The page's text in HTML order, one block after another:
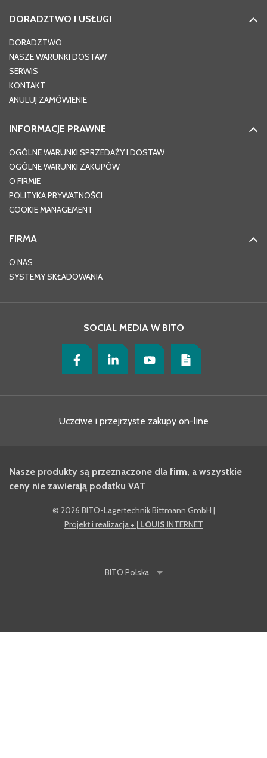
DORADZTWO I USŁUGI
DORADZTWO
NASZE WARUNKI DOSTAW
SERWIS
KONTAKT
ANULUJ ZAMÓWIENIE
INFORMACJE PRAWNE
OGÓLNE WARUNKI SPRZEDAŻY I DOSTAW
OGÓLNE WARUNKI ZAKUPÓW
O FIRMIE
POLITYKA PRYWATNOŚCI
COOKIE MANAGEMENT
FIRMA
O NAS
SYSTEMY SKŁADOWANIA
SOCIAL MEDIA W BITO
Uczciwe i przejrzyste zakupy on-line
Nasze produkty są przeznaczone dla firm, a wszystkie
ceny nie zawierają podatku VAT
© 2026 BITO-Lagertechnik Bittmann GmbH |
Projekt i realizacja + | LOUIS INTERNET
BITO Polska